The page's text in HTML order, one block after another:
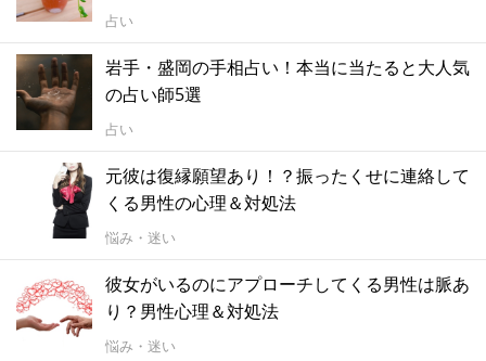
占い
岩手・盛岡の手相占い！本当に当たると大人気
の占い師5選
占い
元彼は復縁願望あり！？振ったくせに連絡して
くる男性の心理＆対処法
悩み・迷い
彼女がいるのにアプローチしてくる男性は脈あ
り？男性心理＆対処法
悩み・迷い